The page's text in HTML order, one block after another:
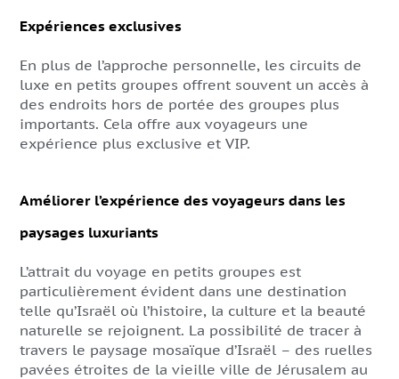
Expériences exclusives
En plus de l’approche personnelle, les circuits de
luxe en petits groupes offrent souvent un accès à
des endroits hors de portée des groupes plus
importants. Cela offre aux voyageurs une
expérience plus exclusive et VIP.
Améliorer l’expérience des voyageurs dans les
paysages luxuriants
L’attrait du voyage en petits groupes est
particulièrement évident dans une destination
telle qu’Israël où l’histoire, la culture et la beauté
naturelle se rejoignent. La possibilité de tracer à
travers le paysage mosaïque d’Israël – des ruelles
pavées étroites de la vieille ville de Jérusalem au